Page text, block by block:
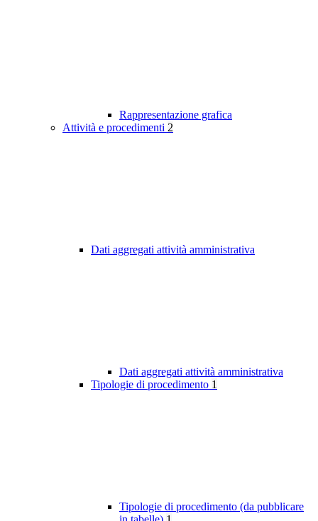
Rappresentazione grafica
Attività e procedimenti 2
Dati aggregati attività amministrativa
Dati aggregati attività amministrativa
Tipologie di procedimento 1
Tipologie di procedimento (da pubblicare